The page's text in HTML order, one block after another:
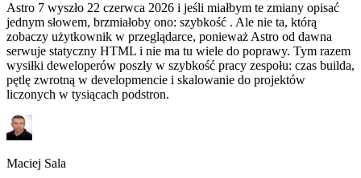
Astro 7 wyszło 22 czerwca 2026 i jeśli miałbym te zmiany opisać
jednym słowem, brzmiałoby ono: szybkość . Ale nie ta, którą
zobaczy użytkownik w przeglądarce, ponieważ Astro od dawna
serwuje statyczny HTML i nie ma tu wiele do poprawy. Tym razem
wysiłki deweloperów poszły w szybkość pracy zespołu: czas builda,
pętlę zwrotną w developmencie i skalowanie do projektów
liczonych w tysiącach podstron.
Maciej Sala